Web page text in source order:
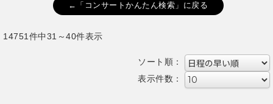
←「コンサートかんたん検索」に戻る
14751件中31～40件表示
ソート順：
表示件数：